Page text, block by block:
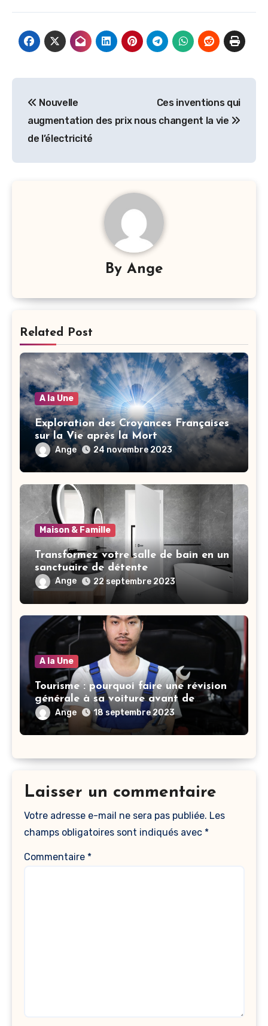
de
l’article
Nouvelle
augmentation des prix
de l’électricité
Ces inventions qui
nous changent la vie
By Ange
Related Post
A la Une
Exploration des Croyances Françaises
sur la Vie après la Mort
Ange 24 novembre 2023
Maison & Famille
Transformez votre salle de bain en un
sanctuaire de détente
Ange 22 septembre 2023
A la Une
Tourisme : pourquoi faire une révision
générale à sa voiture avant de
parcourir une longue distance
Ange 18 septembre 2023
Laisser un commentaire
Votre adresse e-mail ne sera pas publiée. Les
champs obligatoires sont indiqués avec *
Commentaire *